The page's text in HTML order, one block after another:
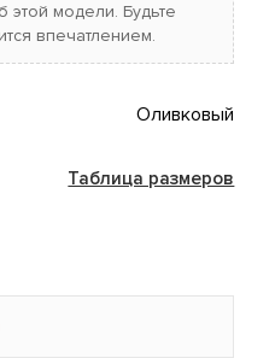
этой модели. Будьте
впечатлением.
Оливковый
Таблица размеров